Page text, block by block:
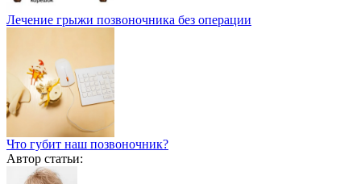
Лечение грыжи позвоночника без операции
Что губит наш позвоночник?
Автор статьи: